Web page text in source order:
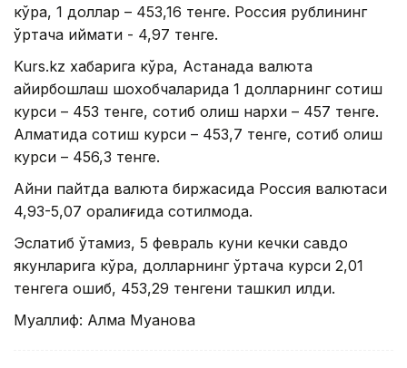
кўра, 1 доллар – 453,16 тенге. Россия рублининг
ўртача қиймати - 4,97 тенге.
Kurs.kz хабарига кўра, Астанада валюта
айирбошлаш шохобчаларида 1 долларнинг сотиш
курси – 453 тенге, сотиб олиш нархи – 457 тенге.
Алматида сотиш курси – 453,7 тенге, сотиб олиш
курси – 456,3 тенге.
Айни пайтда валюта биржасида Россия валютаси
4,93-5,07 оралиғида сотилмоқда.
Эслатиб ўтамиз, 5 февраль куни кечки савдо
якунларига кўра, долларнинг ўртача курси 2,01
тенгега ошиб, 453,29 тенгени ташкил қилди.
Муаллиф: Алма Муқанова